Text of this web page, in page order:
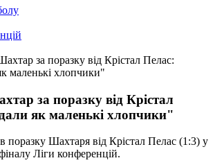
за поразку від Крістал Пелас:
маленькі хлопчики"
за поразку від Крістал
як маленькі хлопчики"
Шахтаря від Крістал Пелас (1:3) у
Ліги конференцій.